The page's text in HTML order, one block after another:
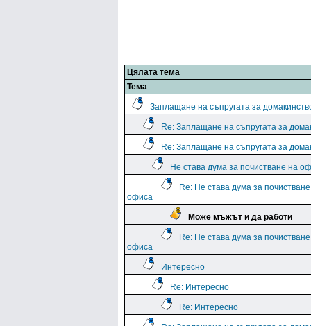
Цялата тема
Тема
Заплащане на съпругата за
Re: Заплащане на съпругата за
Re: Заплащане на съпругата за
Не става дума за почистване на
Re: Не става дума за
офиса
Може мъжът и да работи
Re: Не става дума за
офиса
Интересно
Re: Интересно
Re: Интересно